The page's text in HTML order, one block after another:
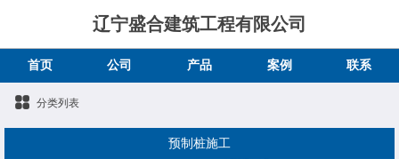
辽宁盛合建筑工程有限公司
首页 公司 产品 案例 联系
分类列表
预制桩施工